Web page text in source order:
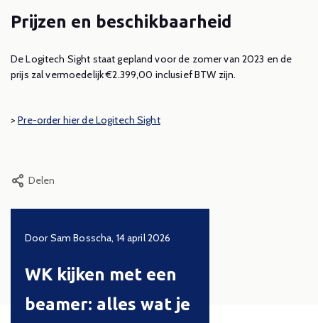
Prijzen en beschikbaarheid
De Logitech Sight staat gepland voor de zomer van 2023 en de
prijs zal vermoedelijk €2.399,00 inclusief BTW zijn.
>Pre-order hier de Logitech Sight
Delen
Door Sam Bosscha, 14 april 2026
WK kijken met een
beamer: alles wat je